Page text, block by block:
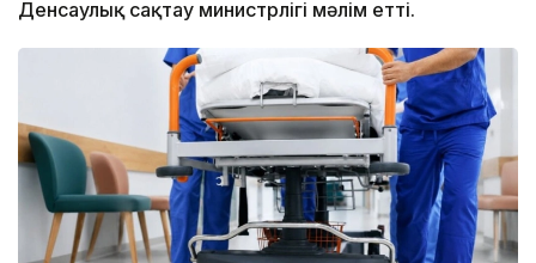
Денсаулық сақтау министрлігі мәлім етті.